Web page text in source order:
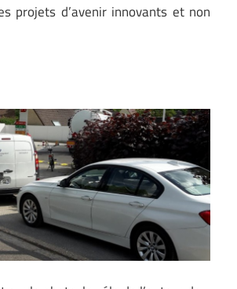
projets d’avenir innovants et non